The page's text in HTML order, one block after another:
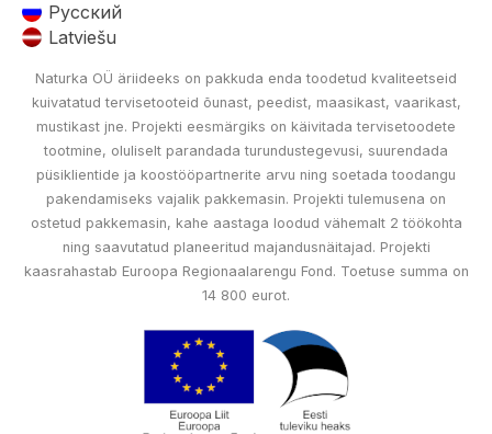
Русский
Latviešu
Naturka OÜ äriideeks on pakkuda enda toodetud kvaliteetseid
kuivatatud tervisetooteid õunast, peedist, maasikast, vaarikast,
mustikast jne. Projekti eesmärgiks on käivitada tervisetoodete
tootmine, oluliselt parandada turundustegevusi, suurendada
püsiklientide ja koostööpartnerite arvu ning soetada toodangu
pakendamiseks vajalik pakkemasin. Projekti tulemusena on
ostetud pakkemasin, kahe aastaga loodud vähemalt 2 töökohta
ning saavutatud planeeritud majandusnäitajad. Projekti
kaasrahastab Euroopa Regionaalarengu Fond. Toetuse summa on
14 800 eurot.